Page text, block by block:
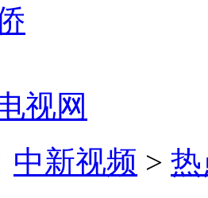
视网
中新视频 >